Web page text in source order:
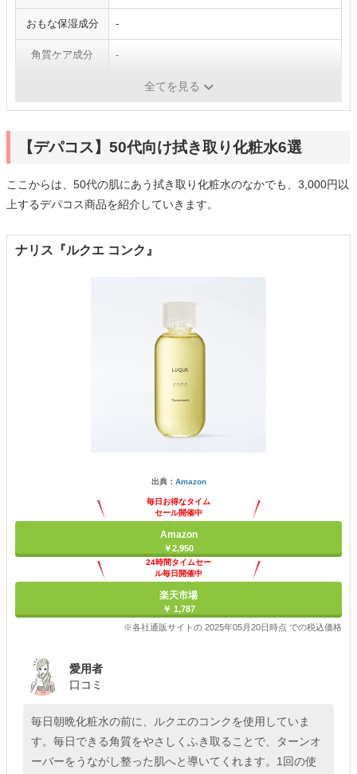
おもな保湿成分 -
角質ケア成分 -
全てを見る
【デパコス】50代向け拭き取り化粧水6選
ここからは、50代の肌にあう拭き取り化粧水のなかでも、3,000円以
上するデパコス商品を紹介していきます。
ナリス『ルクエ コンク』
出典： Amazon
毎日お得なタイム
セール開催中
Amazon
￥2,950
24時間タイムセー
ル毎日開催中
楽天市場
￥ 1,787
※各社通販サイトの 2025年05月20日時点 での税込価格
愛用者
口コミ
毎日朝晩化粧水の前に、ルクエのコンクを使用していま
す。毎日できる角質をやさしくふき取ることで、ターンオ
ーバーをうながし整った肌へと導いてくれます。1回の使